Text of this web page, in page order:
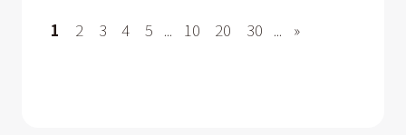
1 2 3 4 5 ... 10 20 30 ... »